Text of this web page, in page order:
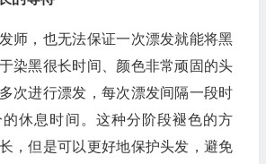
师，也无法保证一次漂发就能将黑
染黑很长时间、颜色非常顽固的头
次进行漂发，每次漂发间隔一段时
休息时间。这种分阶段褪色的方
，但是可以更好地保护头发，避免